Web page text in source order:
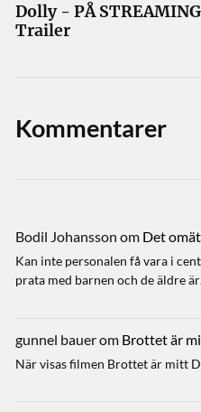
Dolly - PÅ
Trailer
Kommentarer
Bodil Johansson om Det
Kan inte personalen få vara i
prata med barnen och de äldre
gunnel bauerom Brottet är
När visas filmen Brottet är mitt